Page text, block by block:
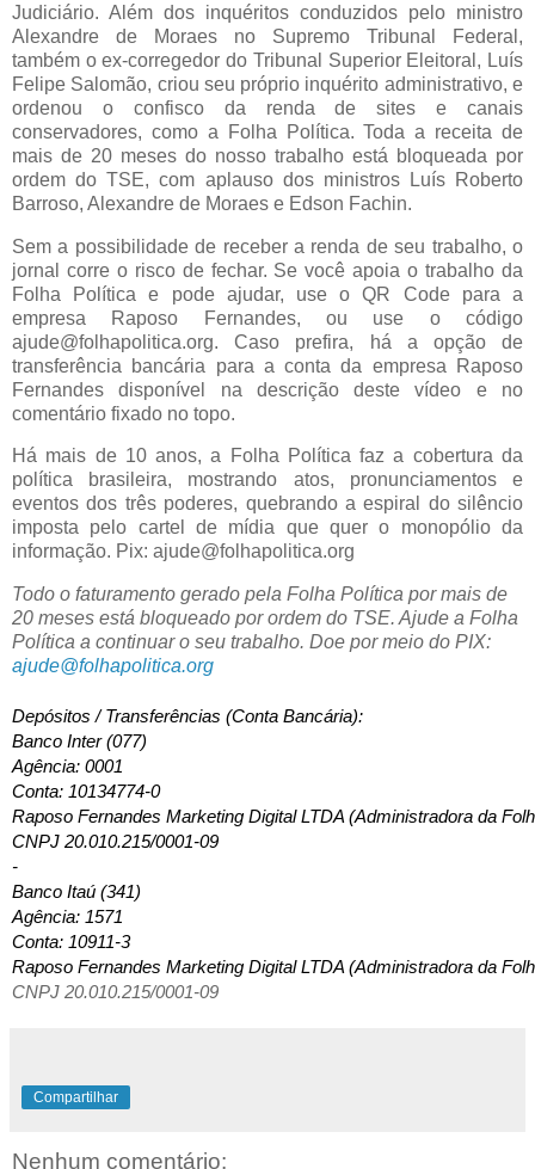
Judiciário. Além dos inquéritos conduzidos pelo ministro
Alexandre de Moraes no Supremo Tribunal Federal,
também o ex-corregedor do Tribunal Superior Eleitoral, Luís
Felipe Salomão, criou seu próprio inquérito administrativo, e
ordenou o confisco da renda de sites e canais
conservadores, como a Folha Política. Toda a receita de
mais de 20 meses do nosso trabalho está bloqueada por
ordem do TSE, com aplauso dos ministros Luís Roberto
Barroso, Alexandre de Moraes e Edson Fachin.
Sem a possibilidade de receber a renda de seu trabalho, o
jornal corre o risco de fechar. Se você apoia o trabalho da
Folha Política e pode ajudar, use o QR Code para a
empresa Raposo Fernandes, ou use o código
ajude@folhapolitica.org. Caso prefira, há a opção de
transferência bancária para a conta da empresa Raposo
Fernandes disponível na descrição deste vídeo e no
comentário fixado no topo.
Há mais de 10 anos, a Folha Política faz a cobertura da
política brasileira, mostrando atos, pronunciamentos e
eventos dos três poderes, quebrando a espiral do silêncio
imposta pelo cartel de mídia que quer o monopólio da
informação. Pix: ajude@folhapolitica.org
Todo o faturamento gerado pela Folha Política por mais de
20 meses está bloqueado por ordem do TSE. Ajude a Folha
Política a continuar o seu trabalho. Doe por meio do PIX:
ajude@folhapolitica.org
Depósitos / Transferências (Conta Bancária):
Banco Inter (077)
Agência: 0001
Conta: 10134774-0
Raposo Fernandes Marketing Digital LTDA (Administradora da
CNPJ 20.010.215/0001-09
-
Banco Itaú (341)
Agência: 1571
Conta: 10911-3
Raposo Fernandes Marketing Digital LTDA (Administradora da
CNPJ 20.010.215/0001-09
Compartilhar
Nenhum comentário: